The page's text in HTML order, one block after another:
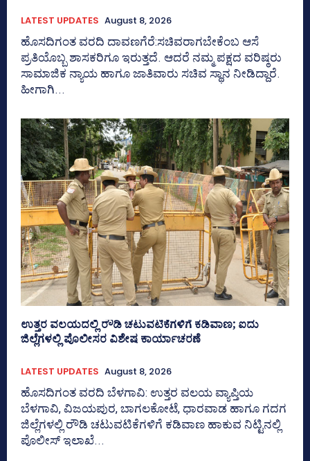
LATEST UPDATES August 8, 2026
ಹೊಸದಿಗಂತ ವರದಿ ದಾವಣಗೆರೆ:ಸಚಿವರಾಗಬೇಕೆಂಬ ಆಸೆ
ಪ್ರತಿಯೊಬ್ಬ ಶಾಸಕರಿಗೂ ಇರುತ್ತದೆ. ಆದರೆ ನಮ್ಮ ಪಕ್ಷದ ವರಿಷ್ಠರು
ಸಾಮಾಜಿಕ ನ್ಯಾಯ ಹಾಗೂ ಜಾತಿವಾರು ಸಚಿವ ಸ್ಥಾನ ನೀಡಿದ್ದಾರೆ.
ಹೀಗಾಗಿ...
ಉತ್ತರ ವಲಯದಲ್ಲಿ ರೌಡಿ ಚಟುವಟಿಕೆಗಳಿಗೆ ಕಡಿವಾಣ; ಐದು
ಜಿಲ್ಲೆಗಳಲ್ಲಿ ಪೊಲೀಸರ ವಿಶೇಷ ಕಾರ್ಯಾಚರಣೆ
LATEST UPDATES August 8, 2026
ಹೊಸದಿಗಂತ ವರದಿ ಬೆಳಗಾವಿ: ಉತ್ತರ ವಲಯ ವ್ಯಾಪ್ತಿಯ
ಬೆಳಗಾವಿ, ವಿಜಯಪುರ, ಬಾಗಲಕೋಟೆ, ಧಾರವಾಡ ಹಾಗೂ ಗದಗ
ಜಿಲ್ಲೆಗಳಲ್ಲಿ ರೌಡಿ ಚಟುವಟಿಕೆಗಳಿಗೆ ಕಡಿವಾಣ ಹಾಕುವ ನಿಟ್ಟಿನಲ್ಲಿ
ಪೊಲೀಸ್ ಇಲಾಖೆ...